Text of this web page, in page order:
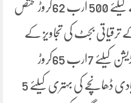
ارب روپے جبکہ صحت کے شعبے کیلئے 500 ارب 62کروڑ مختص
ترقیاتی بجٹ کی تجاویز کے
تحت سکول انفراسٹرکچر کی اپ گریڈیشن کیلئے 7ارب 65کروڑ
روپے’ سکولوں کی کارکردگی اور بنیادی ڈھانچے کی بہتری کیلئے 5